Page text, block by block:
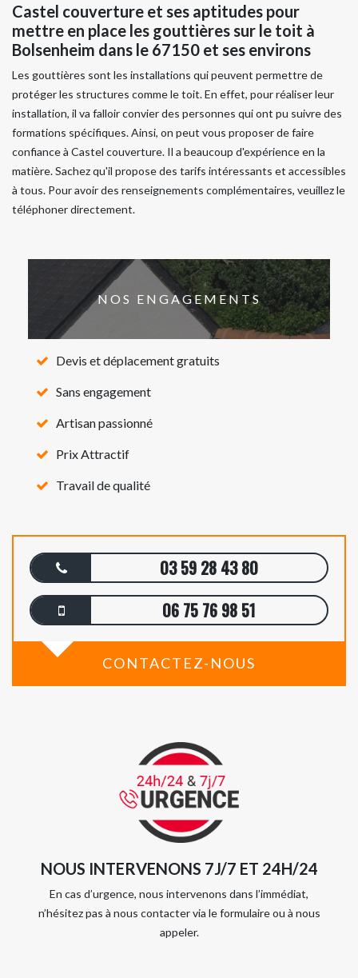
Castel couverture et ses aptitudes pour
mettre en place les gouttières sur le toit à
Bolsenheim dans le 67150 et ses environs
Les gouttières sont les installations qui peuvent permettre de
protéger les structures comme le toit. En effet, pour réaliser leur
installation, il va falloir convier des personnes qui ont pu suivre des
formations spécifiques. Ainsi, on peut vous proposer de faire
confiance à Castel couverture. Il a beaucoup d'expérience en la
matière. Sachez qu'il propose des tarifs intéressants et accessibles
à tous. Pour avoir des renseignements complémentaires, veuillez le
téléphoner directement.
NOS ENGAGEMENTS
Devis et déplacement gratuits
Sans engagement
Artisan passionné
Prix Attractif
Travail de qualité
03 59 28 43 80
06 75 76 98 51
CONTACTEZ-NOUS
NOUS INTERVENONS 7J/7 ET 24H/24
En cas d’urgence, nous intervenons dans l’immédiat,
n’hésitez pas à nous contacter via le formulaire ou à nous
appeler.